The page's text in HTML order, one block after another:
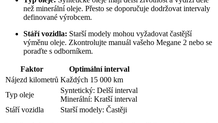
než minerální oleje. Přesto se doporučuje dodržovat intervaly
definované výrobcem.
Stáří vozidla: Starší modely mohou vyžadovat častější
výměnu oleje. Zkontrolujte manuál vašeho Megane 2 nebo se
poraďte s odborníkem.
Faktor
Optimální interval
Nájezd kilometrů Každých 15 000 km
Typ oleje
Syntetický: Delší interval
Minerální: Kratší interval
Stáří vozidla
Starší modely: Častěji